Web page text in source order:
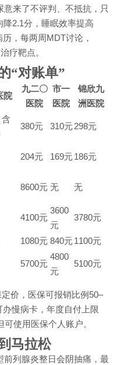
来了不评判、不抵抗，只
2.1分，睡眠效率提高
，每两周MDT讨论，
疗靶点。
“对账单”
院
九二〇
医院
市一
医院
锦欣九
洲医院
380元 310元298元
204元 169元 186元
8600元 无 无
4100元
3600
元
3780元
1080元 840元 1100元
5700元
4800
元
5100元
价，医保可报销比例50–
慢病卡，年度自付上限
使用医保个人账户。
马拉松
前列腺炎整日会阴抽痛，最